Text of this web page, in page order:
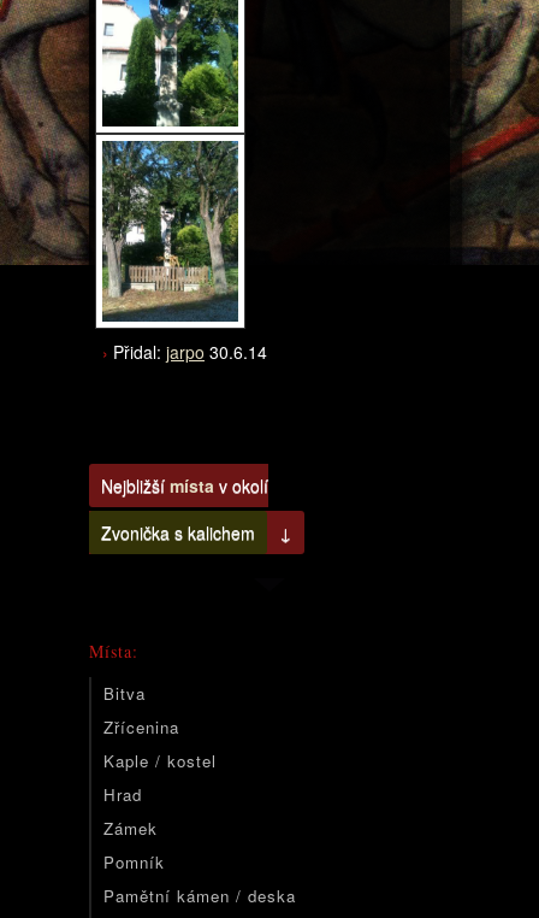
Přidal: jarpo 30.6.14
Nejbližší místa v okolí
Zvonička s kalichem
↓
Místa:
Bitva
Zřícenina
Kaple / kostel
Hrad
Zámek
Pomník
Pamětní kámen / deska